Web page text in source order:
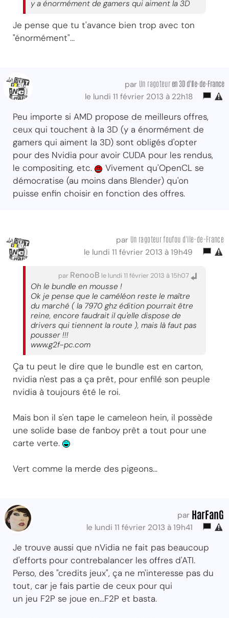
y a énormément de gamers qui aiment la 3D
Je pense que tu t'avance bien trop avec ton
"énormément"...
par Un ragoteur en 3D d'Ile-de-France
le lundi 11 février 2013 à 22h18
Peu importe si AMD propose de meilleurs offres,
ceux qui touchent à la 3D (y a énormément de
gamers qui aiment la 3D) sont obligés d'opter
pour des Nvidia pour avoir CUDA pour les rendus,
le compositing, etc.
Vivement qu'OpenCL se
démocratise (au moins dans Blender) qu'on
puisse enfin choisir en fonction des offres.
par Un ragoteur foufou d'Ile-de-France
le lundi 11 février 2013 à 19h49
par RenooB le lundi 11 février 2013 à 15h07
Oh le bundle en mousse !
Ok je pense que le caméléon reste le maître
du marché ( la 7970 ghz édition pourrait être
reine, encore faudrait il qu'elle dispose de
drivers qui tiennent la route ), mais là faut pas
pousser !!!
www.g2f-pc.com
Ça tu peut le dire que le bundle est en carton,
nvidia n'est pas a ça prêt, pour enfilé son peuple
nvidia à toujours été le roi.
Mais bon il s'en tape le cameleon hein, il possède
une solide base de fanboy prêt a tout pour une
carte verte.
Vert comme la merde des pigeons...
par HarFanG
le lundi 11 février 2013 à 19h41
Je trouve aussi que nVidia ne fait pas beaucoup
d'efforts pour contrebalancer les offres d'ATI.
Perso, des "credits jeux", ça ne m'interesse pas du
tout, car je fais partie de ceux pour qui
un jeu F2P se joue en...F2P et basta.